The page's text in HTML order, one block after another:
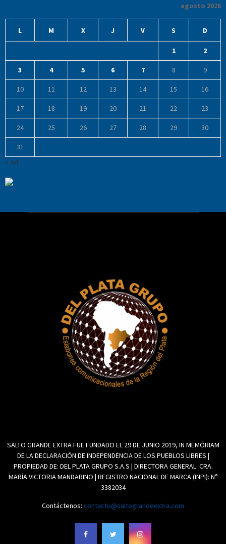
agosto 2026
L M X J V S D
1 2
3 4 5 6 7 8 9
10 11 12 13 14 15 16
17 18 19 20 21 22 23
24 25 26 27 28 29 30
31
« Jul
SALTO GRANDE EXTRA FUE FUNDADO EL 29 DE JUNIO 2019, IN MEMÓRIAM
DE LA DECLARACIÓN DE INDEPENDENCIA DE LOS PUEBLOS LIBRES |
PROPIEDAD DE: DEL PLATA GRUPO S.A.S | DIRECTORA GENERAL: CRA.
MARÍA VICTORIA MANDARINO | REGISTRO NACIONAL DE MARCA (INPI): N°
3382034
Contáctenos: contacto@saltograndeextra.com